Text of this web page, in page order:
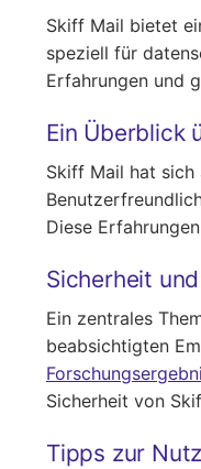
Skiff Mail bietet
speziell für
Erfahrungen und
Ein Überblick
Skiff Mail hat sich
Diese
Sicherheit
Ein zentrales
beabsichtigten
Sicherheit von
Tipps zur